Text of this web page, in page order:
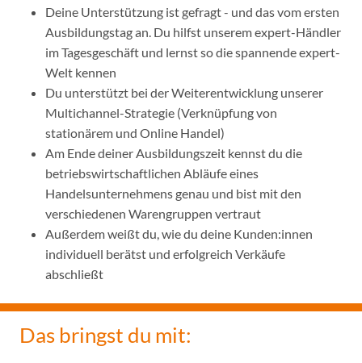
Deine Unterstützung ist gefragt - und das vom ersten
Ausbildungstag an. Du hilfst unserem expert-Händler
im Tagesgeschäft und lernst so die spannende expert-
Welt kennen
Du unterstützt bei der Weiterentwicklung unserer
Multichannel-Strategie (Verknüpfung von
stationärem und Online Handel)
Am Ende deiner Ausbildungszeit kennst du die
betriebswirtschaftlichen Abläufe eines
Handelsunternehmens genau und bist mit den
verschiedenen Warengruppen vertraut
Außerdem weißt du, wie du deine Kunden:innen
individuell berätst und erfolgreich Verkäufe
abschließt
Das bringst du mit: